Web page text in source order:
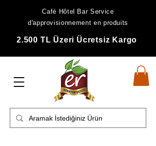
Café Hôtel Bar Service
d'approvisionnement en produits
2.500 TL Üzeri Ücretsiz Kargo